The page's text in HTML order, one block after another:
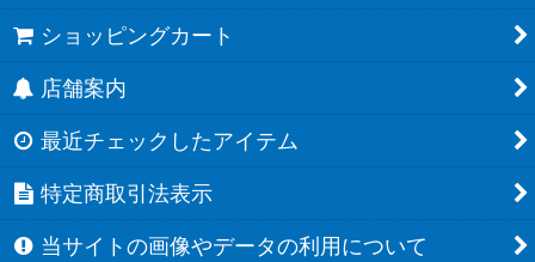
ショッピングカート
店舗案内
最近チェックしたアイテム
特定商取引法表示
当サイトの画像やデータの利用について